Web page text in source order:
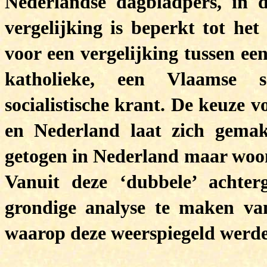
vergelijking is beperkt tot het
voor een vergelijking tussen
katholieke, een Vlaamse
socialistische krant. De keuze
en Nederland laat zich
getogen in Nederland maar
Vanuit deze ‘dubbele’
grondige analyse te maken
waarop deze weerspiegeld